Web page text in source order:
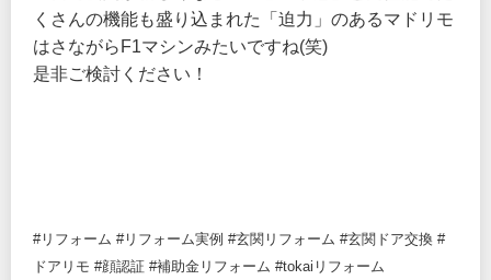
くさんの機能も盛り込まれた「迫力」のあるマドリモ
はさながらF1マシンみたいですね(笑)
是非ご検討ください！
#リフォーム #リフォーム実例 #玄関リフォーム #玄関ドア交換 #
ドアリモ #顔認証 #補助金リフォーム #tokaiリフォーム